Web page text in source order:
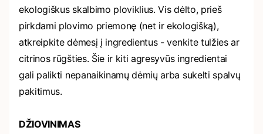
ekologiškus skalbimo ploviklius. Vis dėlto, prieš
pirkdami plovimo priemonę (net ir ekologišką),
atkreipkite dėmesį į ingredientus - venkite tulžies ar
citrinos rūgšties. Šie ir kiti agresyvūs ingredientai
gali palikti nepanaikinamų dėmių arba sukelti spalvų
pakitimus.
DŽIOVINIMAS